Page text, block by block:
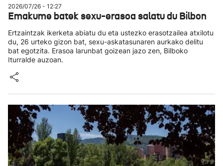
2026/07/26 - 12:27
Emakume batek sexu-erasoa salatu du Bilbon
Ertzaintzak ikerketa abiatu du eta ustezko erasotzailea atxilotu
du, 26 urteko gizon bat, sexu-askatasunaren aurkako delitu
bat egotzita. Erasoa larunbat goizean jazo zen, Bilboko
Iturralde auzoan.